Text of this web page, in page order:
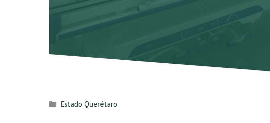
Categorías
Estado Querétaro